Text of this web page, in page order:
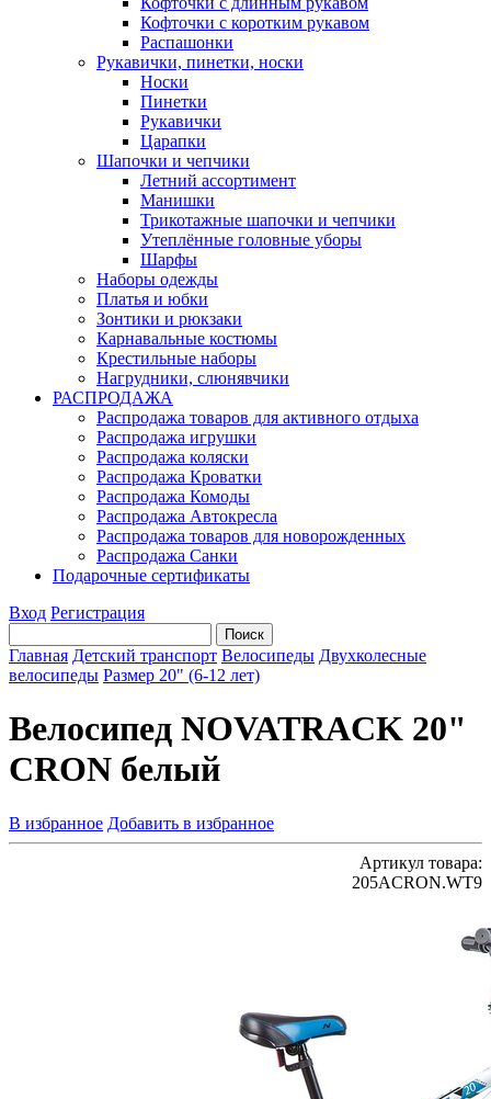
Кофточки с коротким рукавом
Распашонки
Рукавички, пинетки, носки
Носки
Пинетки
Рукавички
Царапки
Шапочки и чепчики
Летний ассортимент
Манишки
Трикотажные шапочки и чепчики
Утеплённые головные уборы
Шарфы
Наборы одежды
Платья и юбки
Зонтики и рюкзаки
Карнавальные костюмы
Крестильные наборы
Нагрудники, слюнявчики
РАСПРОДАЖА
Распродажа товаров для активного отдыха
Распродажа игрушки
Распродажа коляски
Распродажа Кроватки
Распродажа Комоды
Распродажа Автокресла
Распродажа товаров для новорожденных
Распродажа Санки
Подарочные сертификаты
Вход Регистрация
Главная Детский транспорт Велосипеды Двухколесные
велосипеды Размер 20" (6-12 лет)
Велосипед NOVATRACK 20"
CRON белый
В избранное Добавить в избранное
Артикул товара:
205ACRON.WT9